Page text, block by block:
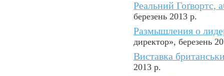
Реальний Гоґвортс,
березень 2013 р.
Размышления о
директор», березень
Виставка
2013 р.